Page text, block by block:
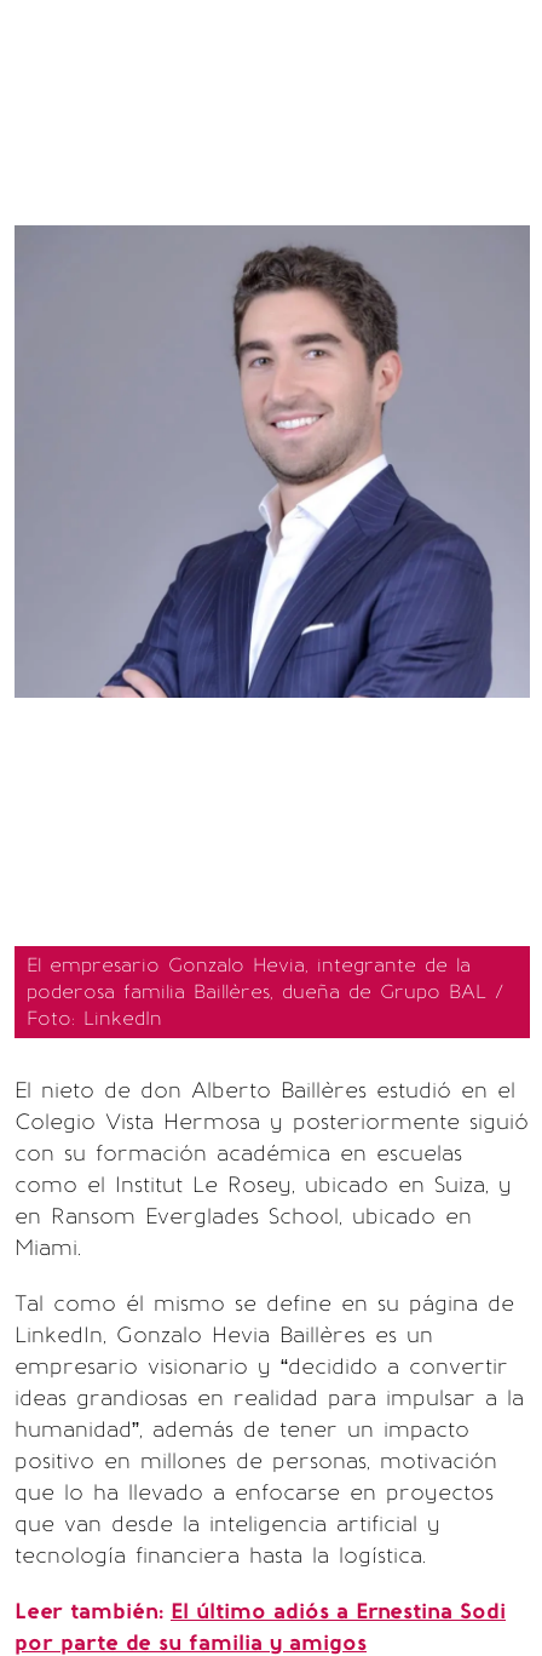
El empresario Gonzalo Hevia, integrante de la
poderosa familia Baillères, dueña de Grupo BAL /
Foto: LinkedIn
El nieto de don Alberto Baillères estudió en el
Colegio Vista Hermosa y posteriormente siguió
con su formación académica en escuelas
como el Institut Le Rosey, ubicado en Suiza, y
en Ransom Everglades School, ubicado en
Miami.
Tal como él mismo se define en su página de
LinkedIn, Gonzalo Hevia Baillères es un
empresario visionario y “decidido a convertir
ideas grandiosas en realidad para impulsar a la
humanidad”, además de tener un impacto
positivo en millones de personas, motivación
que lo ha llevado a enfocarse en proyectos
que van desde la inteligencia artificial y
tecnología financiera hasta la logística.
Leer también: El último adiós a Ernestina Sodi
por parte de su familia y amigos